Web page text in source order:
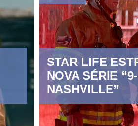
STAR LIFE
NOVA SÉRIE
NASHVILLE”